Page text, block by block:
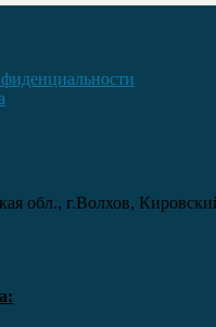
обл., г.Волхов,